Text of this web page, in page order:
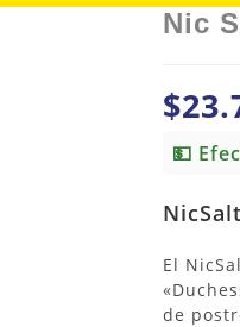
Nic
$
💵
El
de